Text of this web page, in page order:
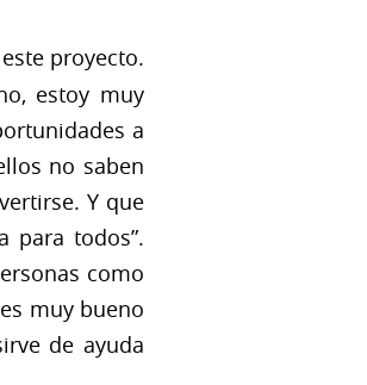
proyecto.
estoy muy
a
no saben
Y que
para todos”.
como
muy bueno
de ayuda